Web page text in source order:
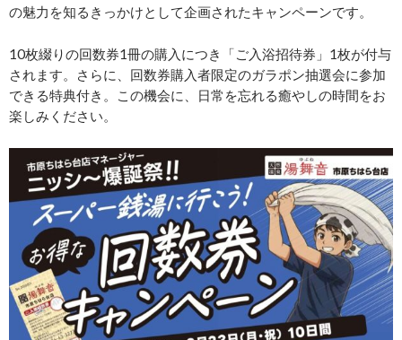
の魅力を知るきっかけとして企画されたキャンペーンです。
10枚綴りの回数券1冊の購入につき「ご入浴招待券」1枚が付与
されます。さらに、回数券購入者限定のガラポン抽選会に参加
できる特典付き。この機会に、日常を忘れる癒やしの時間をお
楽しみください。